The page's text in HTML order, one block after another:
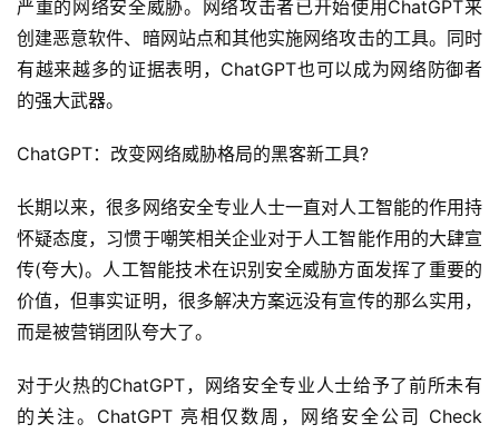
严重的网络安全威胁。网络攻击者已开始使用ChatGPT来
创建恶意软件、暗网站点和其他实施网络攻击的工具。同时
有越来越多的证据表明，ChatGPT也可以成为网络防御者
的强大武器。
ChatGPT：改变网络威胁格局的黑客新工具?
长期以来，很多网络安全专业人士一直对人工智能的作用持
怀疑态度，习惯于嘲笑相关企业对于人工智能作用的大肆宣
传(夸大)。人工智能技术在识别安全威胁方面发挥了重要的
价值，但事实证明，很多解决方案远没有宣传的那么实用，
而是被营销团队夸大了。
对于火热的ChatGPT，网络安全专业人士给予了前所未有
的关注。ChatGPT 亮相仅数周，网络安全公司 Check